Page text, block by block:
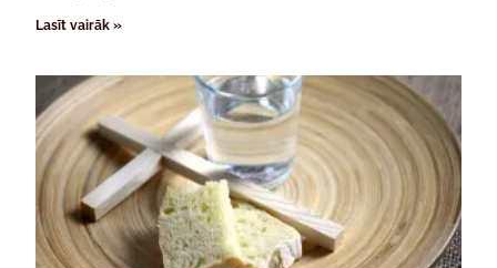
Lasīt vairāk »